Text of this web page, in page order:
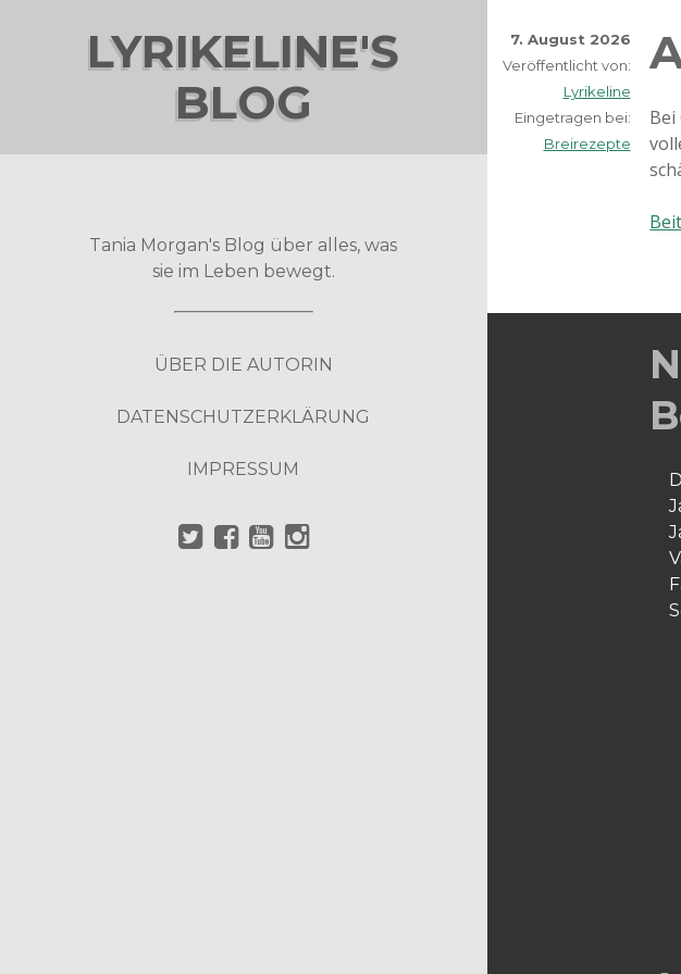
LYRIKELINE'S
BLOG
Tania Morgan's Blog über alles, was
sie im Leben bewegt.
ÜBER DIE AUTORIN
DATENSCHUTZERKLÄRUNG
IMPRESSUM
7. August 2026
Veröffentlicht von:
Lyrikeline
Eingetragen bei:
Breirezepte